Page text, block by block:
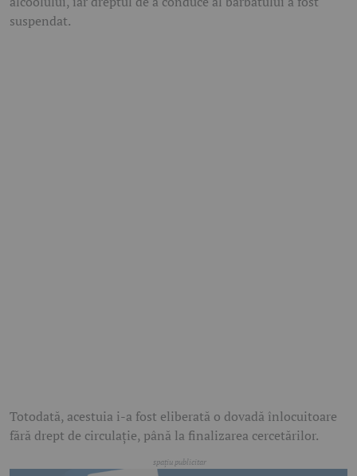
suspendat.
Totodată, acestuia i-a fost eliberată o dovadă înlocuitoare
fără drept de circulație, până la finalizarea cercetărilor.